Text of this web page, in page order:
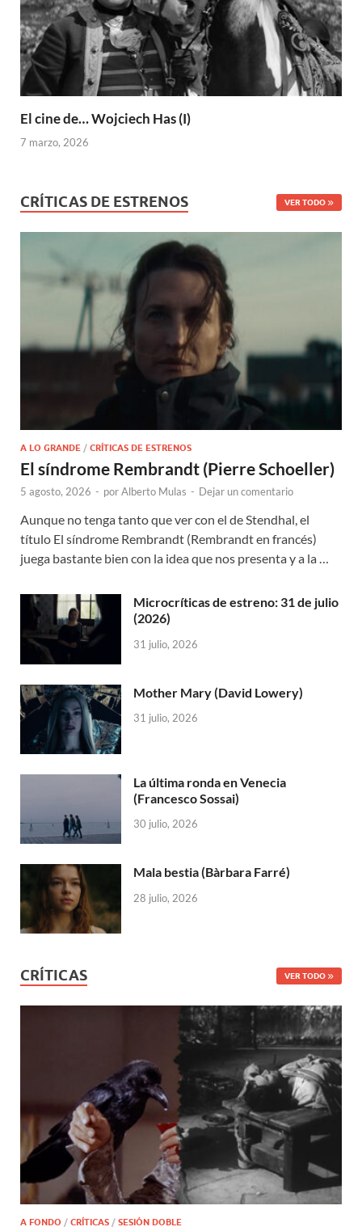
El cine de… Wojciech Has (I)
7 marzo, 2026
CRÍTICAS DE ESTRENOS VER TODO
A LO GRANDE / CRÍTICAS DE ESTRENOS
El síndrome Rembrandt (Pierre Schoeller)
5 agosto, 2026 - porAlberto Mulas - Dejar un comentario
Aunque no tenga tanto que ver con el de Stendhal, el
título El síndrome Rembrandt (Rembrandt en francés)
juega bastante bien con la idea que nos presenta y a la …
Microcríticas de estreno: 31 de julio
(2026)
31 julio, 2026
Mother Mary (David Lowery)
31 julio, 2026
La última ronda en Venecia
(Francesco Sossai)
30 julio, 2026
Mala bestia (Bàrbara Farré)
28 julio, 2026
CRÍTICAS VER TODO
A FONDO / CRÍTICAS / SESIÓN DOBLE